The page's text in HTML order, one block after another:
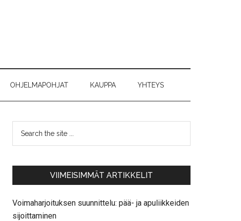
OHJELMAPOHJAT KAUPPA YHTEYS
VIIMEISIMMÄT ARTIKKELIT
Voimaharjoituksen suunnittelu: pää- ja apuliikkeiden
sijoittaminen